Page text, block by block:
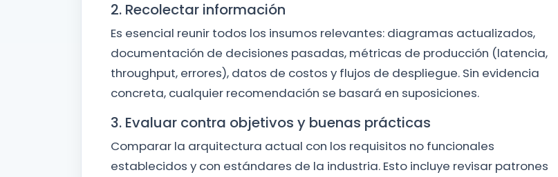
2. Recolectar información
Es esencial reunir todos los insumos relevantes: diagramas actualizados,
documentación de decisiones pasadas, métricas de producción (latencia,
throughput, errores), datos de costos y flujos de despliegue. Sin evidencia
concreta, cualquier recomendación se basará en suposiciones.
3. Evaluar contra objetivos y buenas prácticas
Comparar la arquitectura actual con los requisitos no funcionales
establecidos y con estándares de la industria. Esto incluye revisar patrones